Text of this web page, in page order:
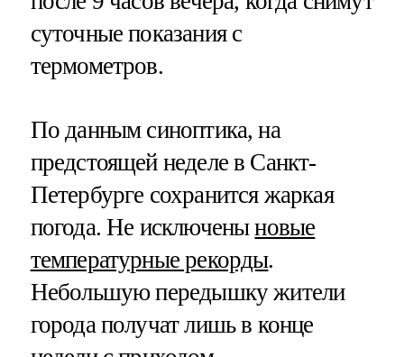
суточные показания с
термометров.
По данным синоптика, на
предстоящей неделе в Санкт-
Петербурге сохранится жаркая
погода. Не исключеныновые
температурные рекорды.
Небольшую передышку жители
города получат лишь в конце